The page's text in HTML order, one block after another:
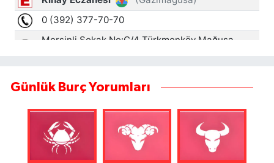
Günlük Burç Yorumları